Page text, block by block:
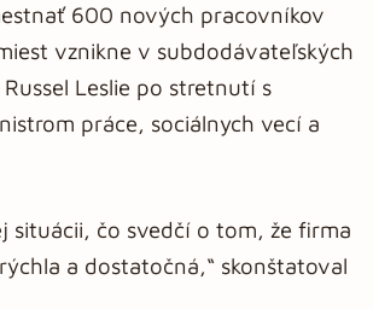
600 nových pracovníkov
vznikne v subdodávateľských
Leslie po stretnutí s
práce, sociálnych vecí a
situácii, čo svedčí o tom, že firma
a dostatočná,“ skonštatoval